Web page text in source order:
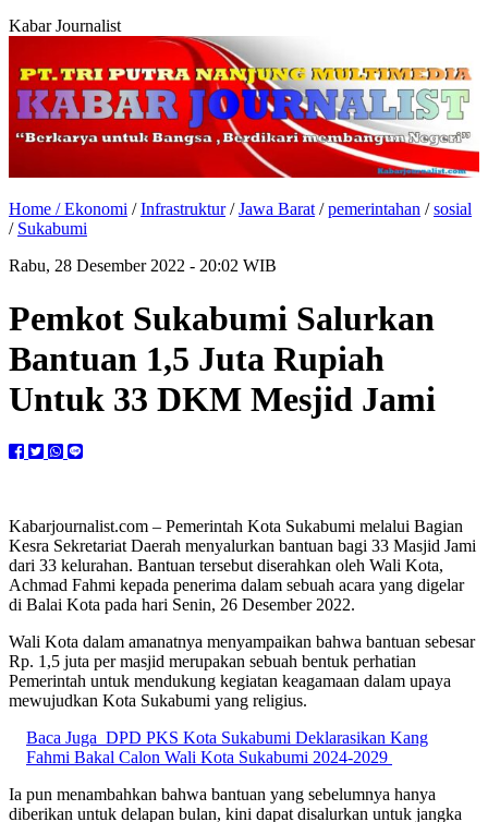
Kabar Journalist
Home /Ekonomi /Infrastruktur/Jawa Barat /pemerintahan /sosial
/ Sukabumi
Rabu, 28 Desember 2022 - 20:02 WIB
Pemkot Sukabumi Salurkan
Bantuan 1,5 Juta Rupiah
Untuk 33 DKM Mesjid Jami
Kabarjournalist.com – Pemerintah Kota Sukabumi melalui Bagian
Kesra Sekretariat Daerah menyalurkan bantuan bagi 33 Masjid Jami
dari 33 kelurahan. Bantuan tersebut diserahkan oleh Wali Kota,
Achmad Fahmi kepada penerima dalam sebuah acara yang digelar
di Balai Kota pada hari Senin, 26 Desember 2022.
Wali Kota dalam amanatnya menyampaikan bahwa bantuan sebesar
Rp. 1,5 juta per masjid merupakan sebuah bentuk perhatian
Pemerintah untuk mendukung kegiatan keagamaan dalam upaya
mewujudkan Kota Sukabumi yang religius.
Baca Juga DPD PKS Kota Sukabumi Deklarasikan Kang
Fahmi Bakal Calon Wali Kota Sukabumi 2024-2029
Ia pun menambahkan bahwa bantuan yang sebelumnya hanya
diberikan untuk delapan bulan, kini dapat disalurkan untuk jangka